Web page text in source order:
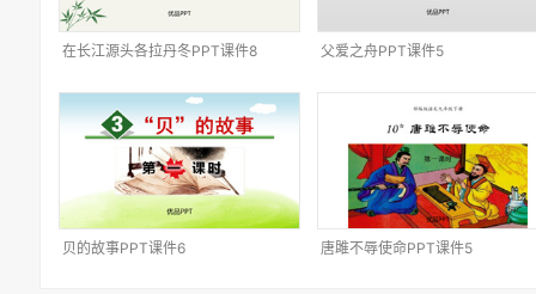
在长江源头各拉丹冬PPT课件8 父爱之舟PPT课件5
贝的故事PPT课件6 唐雎不辱使命PPT课件5